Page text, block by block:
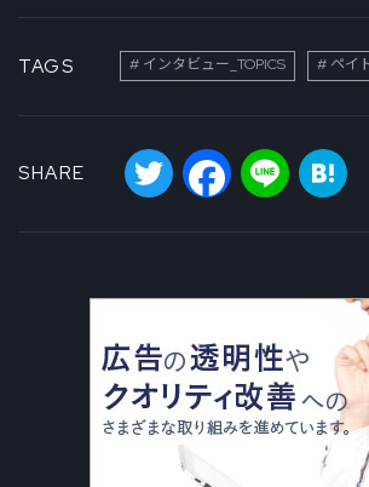
TAGS インタビュー_TOPICS ペイ
SHARE
Twitter Facebook
Line